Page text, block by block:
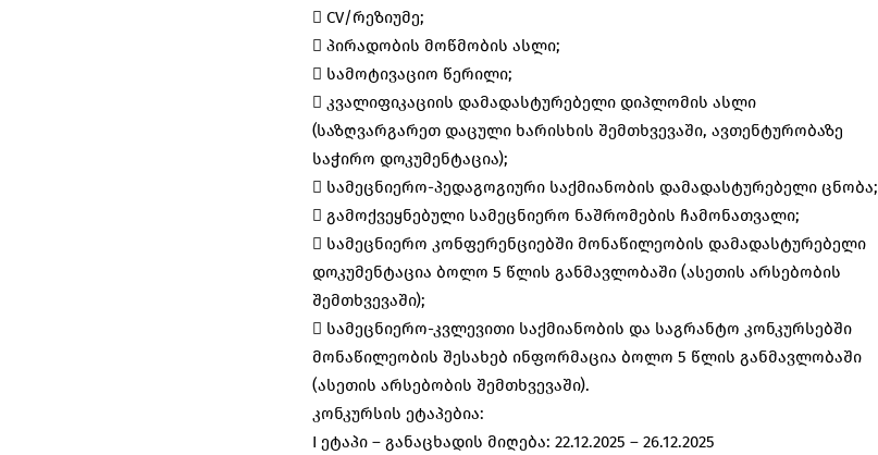
 CV/რეზიუმე;
 პირადობის მოწმობის ასლი;
 სამოტივაციო წერილი;
 კვალიფიკაციის დამადასტურებელი დიპლომის ასლი
(საზღვარგარეთ დაცული ხარისხის შემთხვევაში, ავთენტურობაზე
საჭირო დოკუმენტაცია);
 სამეცნიერო-პედაგოგიური საქმიანობის დამადასტურებელი ცნობა;
 გამოქვეყნებული სამეცნიერო ნაშრომების ჩამონათვალი;
 სამეცნიერო კონფერენციებში მონაწილეობის დამადასტურებელი
დოკუმენტაცია ბოლო 5 წლის განმავლობაში (ასეთის არსებობის
შემთხვევაში);
 სამეცნიერო-კვლევითი საქმიანობის და საგრანტო კონკურსებში
მონაწილეობის შესახებ ინფორმაცია ბოლო 5 წლის განმავლობაში
(ასეთის არსებობის შემთხვევაში).
კონკურსის ეტაპებია:
I ეტაპი – განაცხადის მიღება: 22.12.2025 – 26.12.2025